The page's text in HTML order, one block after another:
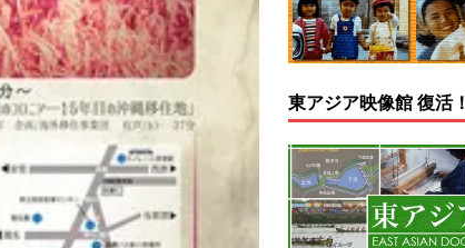
東アジア映像館 復活！